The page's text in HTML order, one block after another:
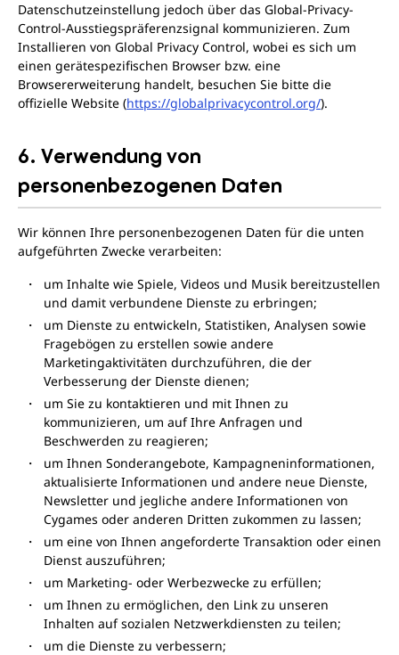
Datenschutzeinstellung jedoch über das Global-Privacy-
Control-Ausstiegspräferenzsignal kommunizieren. Zum
Installieren von Global Privacy Control, wobei es sich um
einen gerätespezifischen Browser bzw. eine
Browsererweiterung handelt, besuchen Sie bitte die
offizielle Website (https://globalprivacycontrol.org/).
6. Verwendung von
personenbezogenen Daten
Wir können Ihre personenbezogenen Daten für die unten
aufgeführten Zwecke verarbeiten:
um Inhalte wie Spiele, Videos und Musik bereitzustellen
und damit verbundene Dienste zu erbringen;
um Dienste zu entwickeln, Statistiken, Analysen sowie
Fragebögen zu erstellen sowie andere
Marketingaktivitäten durchzuführen, die der
Verbesserung der Dienste dienen;
um Sie zu kontaktieren und mit Ihnen zu
kommunizieren, um auf Ihre Anfragen und
Beschwerden zu reagieren;
um Ihnen Sonderangebote, Kampagneninformationen,
aktualisierte Informationen und andere neue Dienste,
Newsletter und jegliche andere Informationen von
Cygames oder anderen Dritten zukommen zu lassen;
um eine von Ihnen angeforderte Transaktion oder einen
Dienst auszuführen;
um Marketing- oder Werbezwecke zu erfüllen;
um Ihnen zu ermöglichen, den Link zu unseren
Inhalten auf sozialen Netzwerkdiensten zu teilen;
um die Dienste zu verbessern;